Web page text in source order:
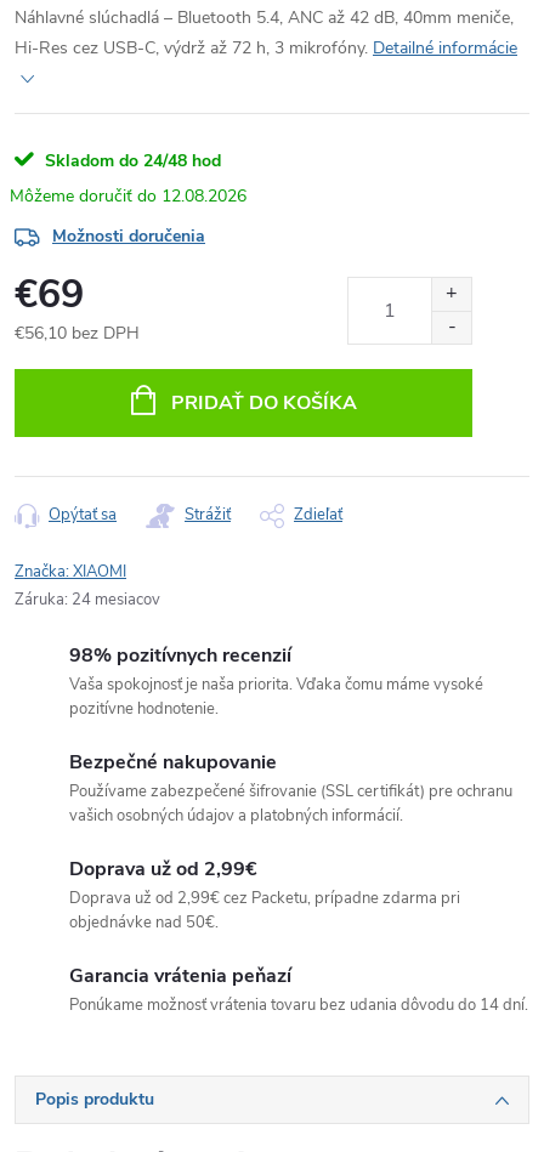
Náhlavné slúchadlá – Bluetooth 5.4, ANC až 42 dB, 40mm meniče,
Hi-Res cez USB-C, výdrž až 72 h, 3 mikrofóny. Detailné informácie
Skladom do 24/48 hod
12.08.2026
Možnosti doručenia
€69
€56,10 bez DPH
PRIDAŤ DO KOŠÍKA
Opýtať sa Strážiť Zdieľať
Značka:XIAOMI
Záruka: 24 mesiacov
98% pozitívnych recenzií
Vaša spokojnosť je naša priorita. Vďaka čomu máme vysoké
pozitívne hodnotenie.
Bezpečné nakupovanie
Používame zabezpečené šifrovanie (SSL certifikát) pre ochranu
vašich osobných údajov a platobných informácií.
Doprava už od 2,99€
Doprava už od 2,99€ cez Packetu, prípadne zdarma pri
objednávke nad 50€.
Garancia vrátenia peňazí
Ponúkame možnosť vrátenia tovaru bez udania dôvodu do 14 dní.
Popis produktu